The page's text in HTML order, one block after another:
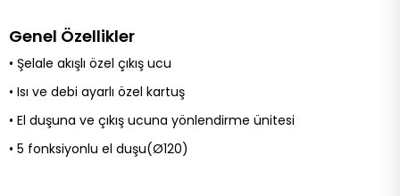
Genel Özellikler
• Şelale akışlı özel çıkış ucu
• Isı ve debi ayarlı özel kartuş
• El duşuna ve çıkış ucuna yönlendirme ünitesi
• 5 fonksiyonlu el duşu(Ø120)